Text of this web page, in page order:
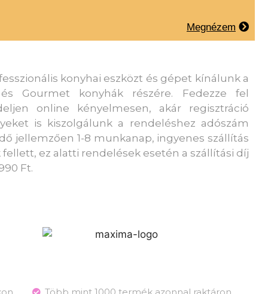
Megnézem
konyhai eszközt és gépet kínálunk a
és Gourmet konyhák részére. Fedezze fel
online kényelmesen, akár regisztráció
is kiszolgálunk a rendeléshez adószám
jellemzően 1-8 munkanap, ingyenes szállítás
ez alatti rendelések esetén a szállítási díj
Ft.